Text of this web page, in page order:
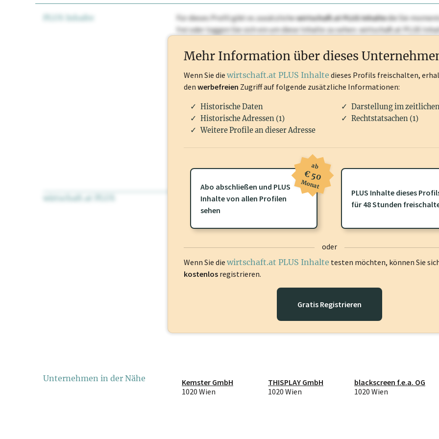
PLUS Inhalte Für dieses Profil gibt es zusätzlichewirtschaft.at PLUS Inhaltedie Sie
frei oder loggen Sie sich ein um diese Inhalte zu sehen. wirtschaft.at PLUS
wirtschaft.at PLUS Für dieses Profil gibt es zusätzliche wirtschaft.at PLUS Inhaltedie Sie
frei oder loggen Sie sich ein um diese Inhalte zu sehen.
Mehr Information über dieses
Wenn Sie die wirtschaft.at PLUS Inhalte dieses Profils freischalten,
den werbefreien Zugriff auf folgende zusätzliche Informationen:
Historische Daten
Darstellung im
Historische Adressen (1)
Rechtstatsachen (1)
Weitere Profile an dieser Adresse
Abo abschließen und PLUS
Inhalte von allen Profilen
sehen
ab
€ 50
Monat
PLUS Inhalte dieses
für 48 Stunden
oder
Wenn Sie die wirtschaft.at PLUS Inhalte testen möchten, können Sie
kostenlos registrieren.
Gratis Registrieren
Unternehmen in der Nähe
Kemster GmbH
1020 Wien
THISPLAY GmbH
1020 Wien
blackscreen f.e.a. OG
1020 Wien